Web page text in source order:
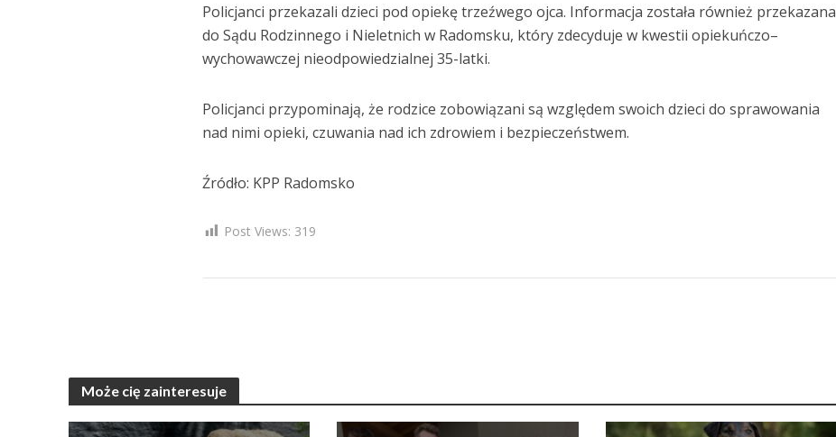
Policjanci przekazali dzieci pod opiekę trzeźwego ojca. Informacja została również przekazana
do Sądu Rodzinnego i Nieletnich w Radomsku, który zdecyduje w kwestii opiekuńczo–
wychowawczej nieodpowiedzialnej 35-latki.
Policjanci przypominają, że rodzice zobowiązani są względem swoich dzieci do sprawowania
nad nimi opieki, czuwania nad ich zdrowiem i bezpieczeństwem.
Źródło: KPP Radomsko
Post Views: 319
Może cię zainteresuje